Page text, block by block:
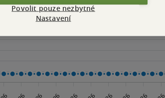
Povolit pouze nezbytné
Nastavení